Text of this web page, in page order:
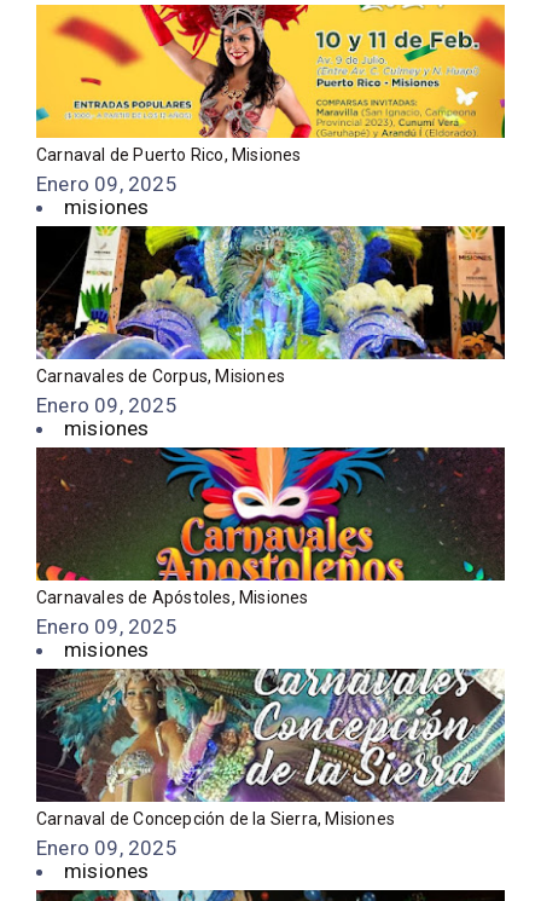
Carnaval de Puerto Rico, Misiones
Enero 09, 2025
misiones
Carnavales de Corpus, Misiones
Enero 09, 2025
misiones
Carnavales de Apóstoles, Misiones
Enero 09, 2025
misiones
Carnaval de Concepción de la Sierra, Misiones
Enero 09, 2025
misiones